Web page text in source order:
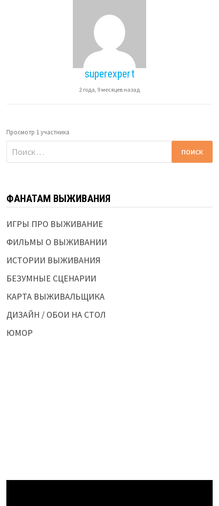
superexpert
2 года, 9 месяцев назад
Просмотр 1 участника
Найти:
ФАНАТАМ ВЫЖИВАНИЯ
ИГРЫ ПРО ВЫЖИВАНИЕ
ФИЛЬМЫ О ВЫЖИВАНИИ
ИСТОРИИ ВЫЖИВАНИЯ
БЕЗУМНЫЕ СЦЕНАРИИ
КАРТА ВЫЖИВАЛЬЩИКА
ДИЗАЙН / ОБОИ НА СТОЛ
ЮМОР